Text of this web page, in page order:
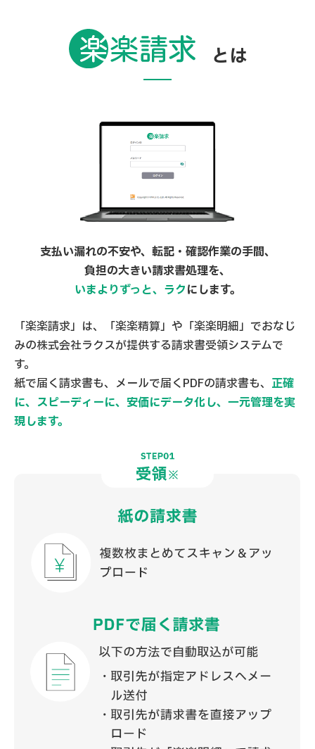
とは
支払い漏れの不安や、転記・確認作業の手間、
負担の大きい請求書処理を、
いまよりずっと、ラクにします。
「楽楽請求」は、「楽楽精算」や「楽楽明細」でおなじ
みの株式会社ラクスが提供する請求書受領システムで
す。
紙で届く請求書も、メールで届くPDFの請求書も、 正確
に、スピーディーに、安価にデータ化し、一元管理を実
現します。